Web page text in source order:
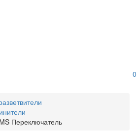
0
Переключатель